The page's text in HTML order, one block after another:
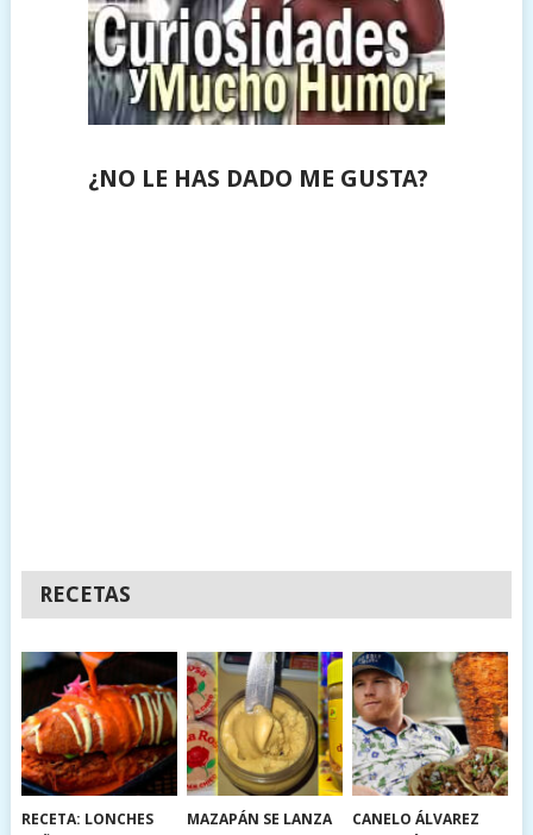
¿NO LE HAS DADO ME GUSTA?
RECETAS
RECETA: LONCHES
MAZAPÁN SE LANZA
CANELO ÁLVAREZ